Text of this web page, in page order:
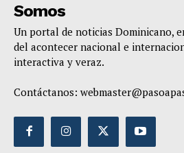
Somos
Un portal de noticias Dominicano,
del acontecer nacional e
interactiva y veraz.
Contáctanos: